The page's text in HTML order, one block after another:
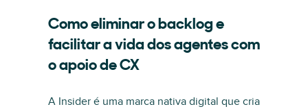
Como eliminar o backlog e
facilitar a vida dos agentes com
o apoio de CX
A Insider é uma marca nativa digital que cria